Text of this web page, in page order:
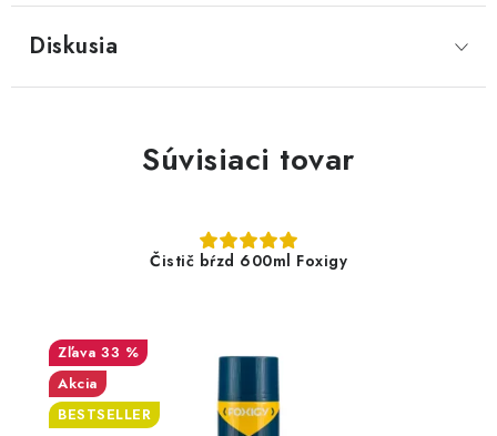
Diskusia
Súvisiaci tovar
Čistič bŕzd 600ml Foxigy
33 %
Akcia
BESTSELLER